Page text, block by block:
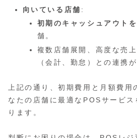
向いている店舗 :
初期のキャッシュアウト
舗。
複数店舗展開、高度な売
（会計、勤怠）との連携
上記の通り、初期費用と月額費用
なたの店舗に最適なPOSサービス
ります。